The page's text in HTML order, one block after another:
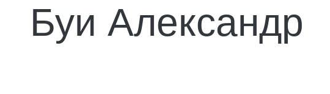
Буи Александр